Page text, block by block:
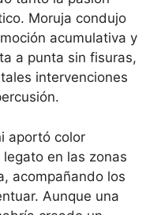
Moruja condujo
acumulativa y
a punta sin fisuras,
intervenciones
aportó color
en las zonas
acompañando los
Aunque una